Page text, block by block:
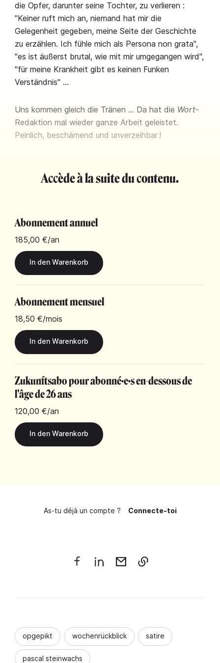
die Opfer, darunter seine Tochter, zu verlieren :
"Keiner ruft mich an, niemand hat mir die
Gelegenheit gegeben, meine Seite der Geschichte
zu erzählen. Ich fühle mich als Persona non grata",
"es ist äußerst brutal, wie mit mir umgegangen wird",
"für meine Krankheit gibt es keinen Funken
Verständnis" …
Uns kommen gleich die Tränen … Da hat die Wort-
Redaktion mal wieder ganze Arbeit geleistet.
Peinlich, beschämend und unverzeihbar !
Accède à la suite du contenu.
Abonnement annuel
185,00 €/an
Abonnement mensuel
18,50 €/mois
Zukunftsabo pour abonné·e·s en-dessous de
l'âge de 26 ans
120,00 €/an
As-tu déjà un compte ? Connecte-toi
opgepikt wochenrückblick satire
pascal steinwachs